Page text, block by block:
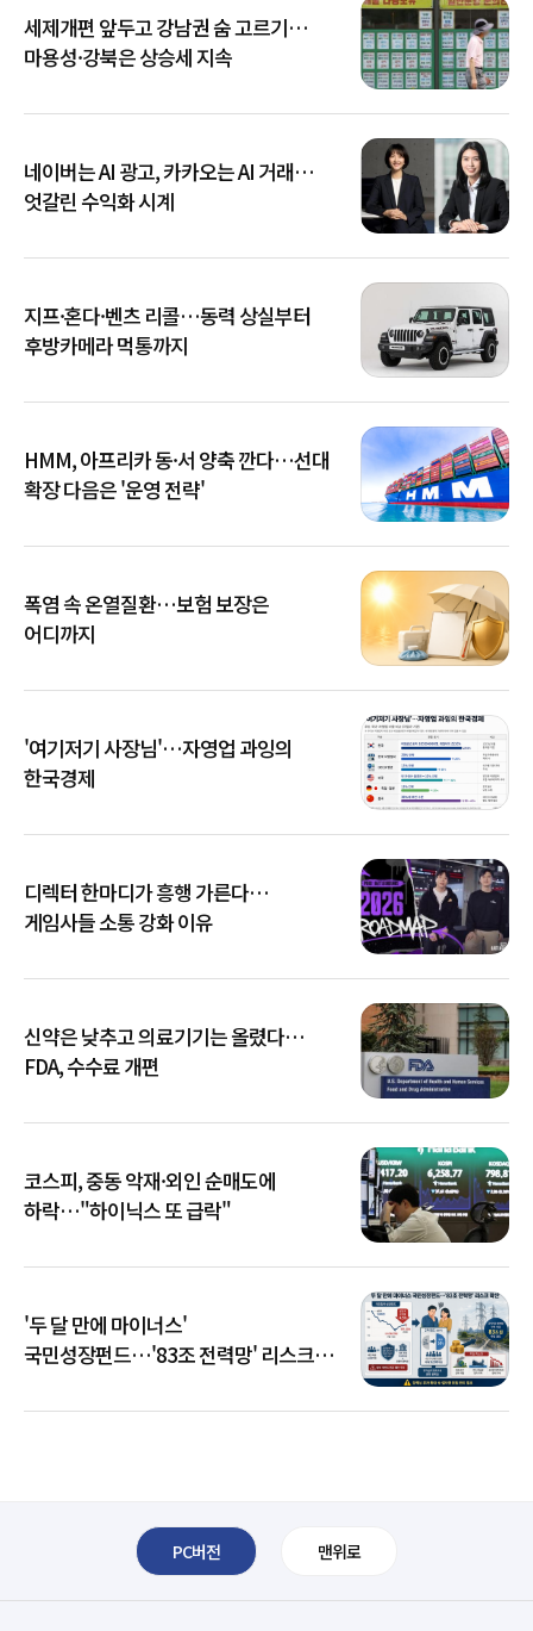
세제개편 앞두고 강남권 숨 고르기…
마용성·강북은 상승세 지속
네이버는 AI 광고, 카카오는 AI 거래…
엇갈린 수익화 시계
지프·혼다·벤츠 리콜…동력 상실부터
후방카메라 먹통까지
HMM, 아프리카 동·서 양축 깐다…선대
확장 다음은 '운영 전략'
폭염 속 온열질환…보험 보장은
어디까지
'여기저기 사장님'…자영업 과잉의
한국경제
디렉터 한마디가 흥행 가른다…
게임사들 소통 강화 이유
신약은 낮추고 의료기기는 올렸다…
FDA, 수수료 개편
코스피, 중동 악재·외인 순매도에
하락…"하이닉스 또 급락"
'두 달 만에 마이너스'
국민성장펀드…'83조 전력망' 리스크
PC버전 맨위로